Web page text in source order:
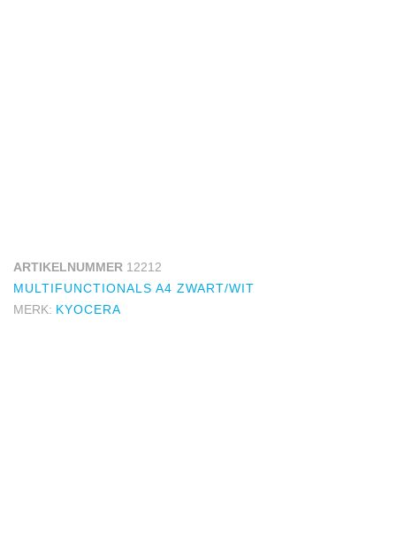
ARTIKELNUMMER 12212
MULTIFUNCTIONALS A4 ZWART/WIT
MERK: KYOCERA